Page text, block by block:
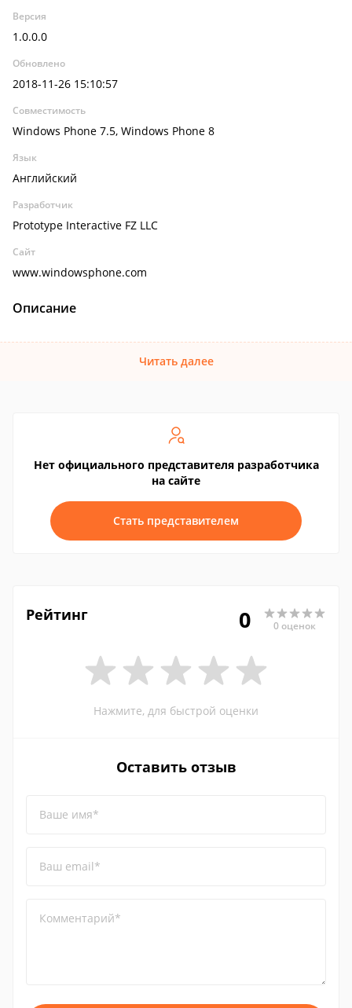
Версия
1.0.0.0
Обновлено
2018-11-26 15:10:57
Совместимость
Windows Phone 7.5, Windows Phone 8
Язык
Английский
Разработчик
Prototype Interactive FZ LLC
Сайт
www.windowsphone.com
Описание
Читать далее
Нет официального представителя разработчика
на сайте
Стать представителем
Рейтинг 0 0 оценок
Нажмите, для быстрой оценки
Оставить отзыв
Ваше имя*
Ваш email*
Комментарий*